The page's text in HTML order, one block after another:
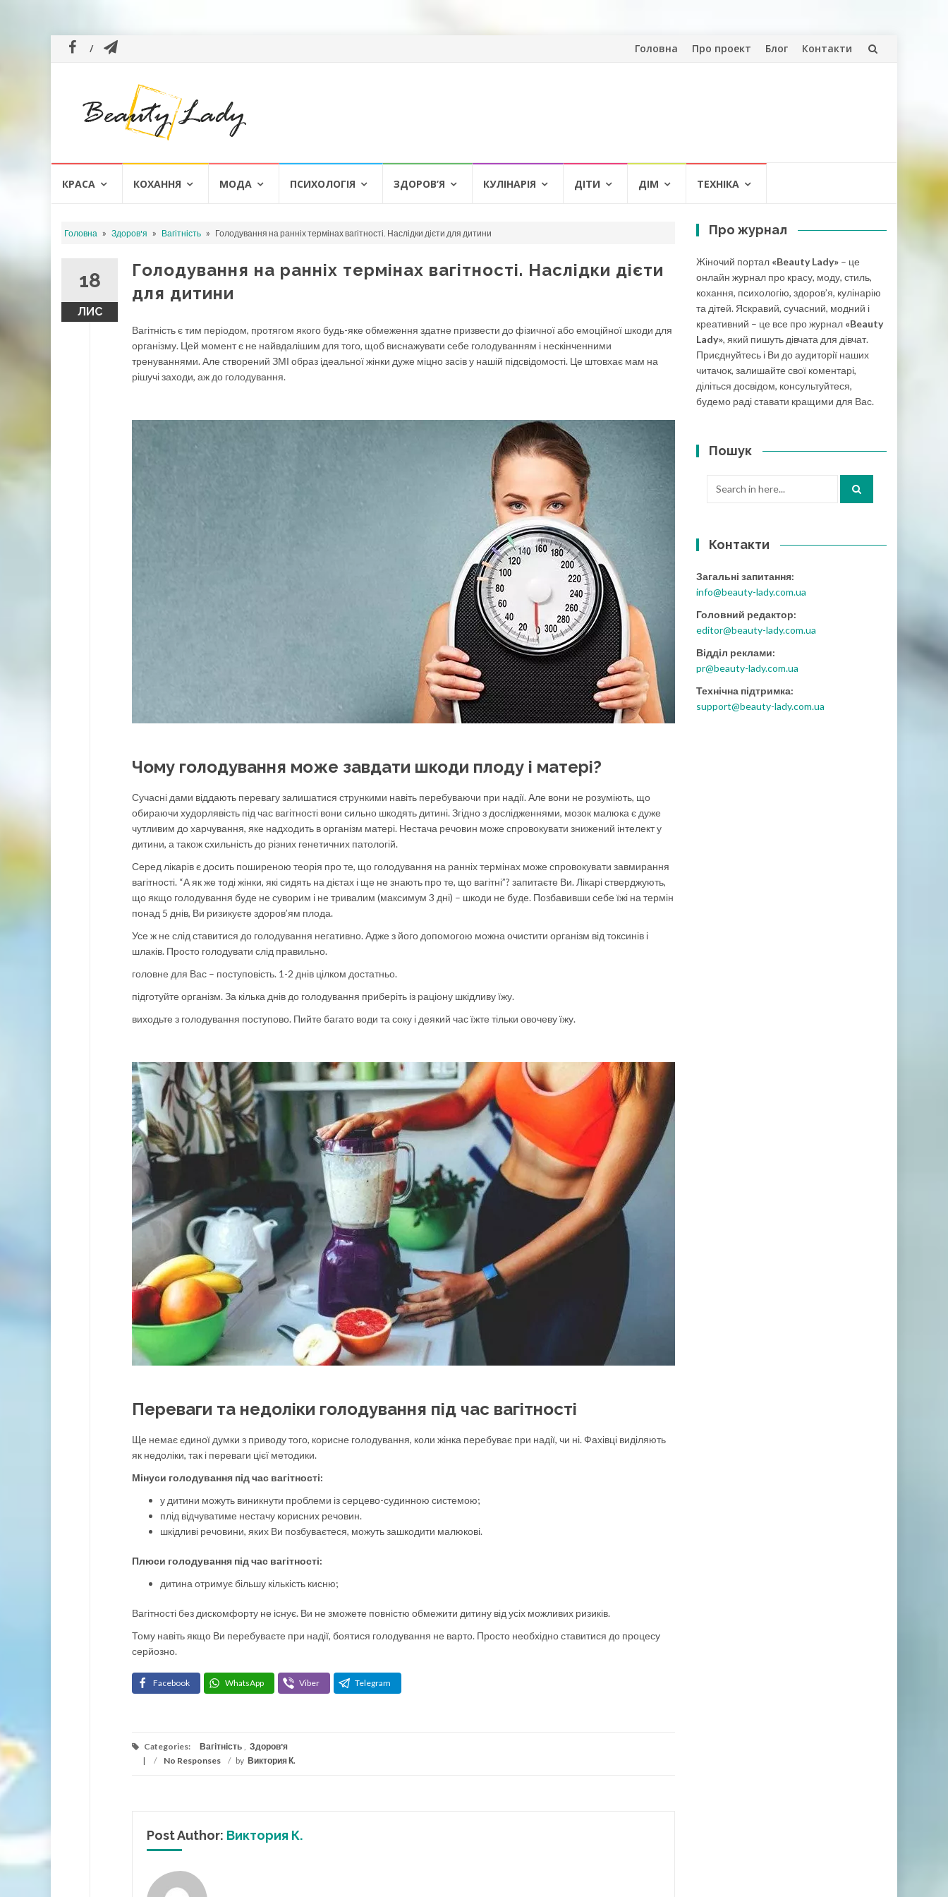
Skip
Головна Про проект Блог Контакти
КРАСА КОХАННЯ МОДА ПСИХОЛОГІЯ ЗДОРОВ’Я КУЛІНАРІЯ ДІТИ ДІМ ТЕХНІКА
Головна » Здоров'я » Вагітність » Голодування на ранніх термінах вагітності. Наслідки дієти для дитини
18
ЛИС
Голодування на ранніх термінах вагітності. Наслідки дієти
для дитини
Вагітність є тим періодом, протягом якого будь-яке обмеження здатне призвести до фізичної або емоційної шкоди для
організму. Цей момент є не найвдалішим для того, щоб виснажувати себе голодуванням і нескінченними
тренуваннями. Але створений ЗМІ образ ідеальної жінки дуже міцно засів у нашій підсвідомості. Це штовхає мам на
рішучі заходи, аж до голодування.
Чому голодування може завдати шкоди плоду і матері?
Сучасні дами віддають перевагу залишатися стрункими навіть перебуваючи при надії. Але вони не розуміють, що
обираючи худорлявість під час вагітності вони сильно шкодять дитині. Згідно з дослідженнями, мозок малюка є дуже
чутливим до харчування, яке надходить в організм матері. Нестача речовин може спровокувати знижений інтелект у
дитини, а також схильність до різних генетичних патологій.
Серед лікарів є досить поширеною теорія про те, що голодування на ранніх термінах може спровокувати завмирання
вагітності. “А як же тоді жінки, які сидять на дієтах і ще не знають про те, що вагітні”? запитаєте Ви. Лікарі стверджують,
що якщо голодування буде не суворим і не тривалим (максимум 3 дні) – шкоди не буде. Позбавивши себе їжі на термін
понад 5 днів, Ви ризикуєте здоров’ям плода.
Усе ж не слід ставитися до голодування негативно. Адже з його допомогою можна очистити організм від токсинів і
шлаків. Просто голодувати слід правильно.
головне для Вас – поступовість. 1-2 днів цілком достатньо.
підготуйте організм. За кілька днів до голодування приберіть із раціону шкідливу їжу.
виходьте з голодування поступово. Пийте багато води та соку і деякий час їжте тільки овочеву їжу.
Переваги та недоліки голодування під час вагітності
Ще немає єдиної думки з приводу того, корисне голодування, коли жінка перебуває при надії, чи ні. Фахівці виділяють
як недоліки, так і переваги цієї методики.
Мінуси голодування під час вагітності:
у дитини можуть виникнути проблеми із серцево-судинною системою;
плід відчуватиме нестачу корисних речовин.
шкідливі речовини, яких Ви позбуваєтеся, можуть зашкодити малюкові.
Плюси голодування під час вагітності:
дитина отримує більшу кількість кисню;
Вагітності без дискомфорту не існує. Ви не зможете повністю обмежити дитину від усіх можливих ризиків.
Тому навіть якщо Ви перебуваєте при надії, боятися голодування не варто. Просто необхідно ставитися до процесу
серйозно.
Facebook WhatsApp Viber Telegram
Categories: Вагітність , Здоров'я
/
No Responses / by Виктория К.
Post Author: Виктория К.
Про журнал
Жіночий портал «Beauty Lady» – це
онлайн журнал про красу, моду, стиль,
кохання, психологію, здоров’я, кулінарію
та дітей. Яскравий, сучасний, модний і
креативний – це все про журнал «Beauty
Lady», який пишуть дівчата для дівчат.
Приєднуйтесь і Ви до аудиторії наших
читачок, залишайте свої коментарі,
діліться досвідом, консультуйтеся,
будемо раді ставати кращими для Вас.
Пошук
Контакти
Загальні запитання:
info@beauty-lady.com.ua
Головний редактор:
editor@beauty-lady.com.ua
Відділ реклами:
pr@beauty-lady.com.ua
Технічна підтримка:
support@beauty-lady.com.ua